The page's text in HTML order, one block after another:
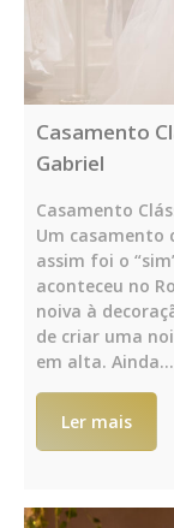
Casamento
Gabriel
Casamento
Um casamento
assim foi o
aconteceu no
noiva à
de criar uma
em alta. Ainda…
Ler mais